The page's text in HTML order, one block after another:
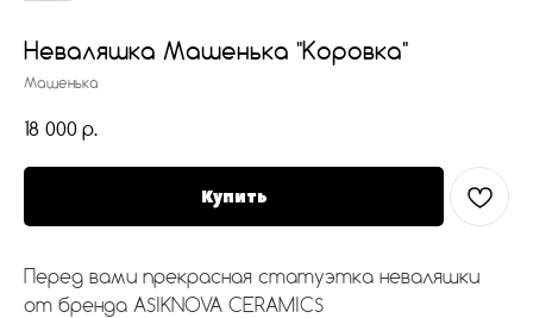
Неваляшка Машенька "Коровка"
Машенька
18 000 р.
Купить
Перед вами прекрасная статуэтка неваляшки
от бренда ASIKNOVA CERAMICS